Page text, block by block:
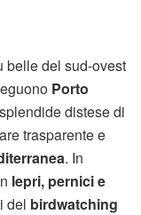
belle del sud-ovest
Porto
distese di
trasparente e
. In
lepri, pernici e
del birdwatching